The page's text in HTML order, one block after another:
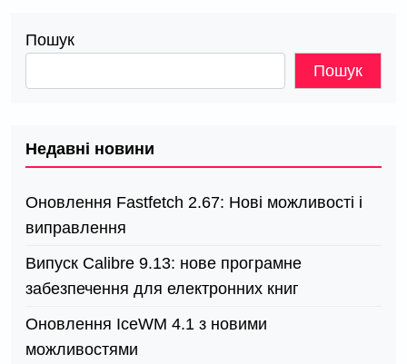
Пошук
Пошук
Недавні новини
Оновлення Fastfetch 2.67: Нові можливості і
виправлення
Випуск Calibre 9.13: нове програмне
забезпечення для електронних книг
Оновлення IceWM 4.1 з новими
можливостями